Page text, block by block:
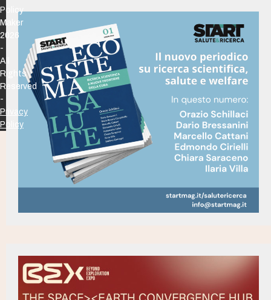
Policy
Maker
2026
-
All
Rights
Reserved
-
Privacy
Policy